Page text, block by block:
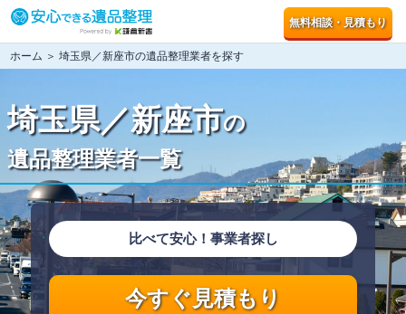
無料相談・見積もり
ホーム ＞ 埼玉県／新座市の遺品整理業者を探す
埼玉県／新座市の
遺品整理業者一覧
比べて安心！事業者探し
今すぐ見積もり